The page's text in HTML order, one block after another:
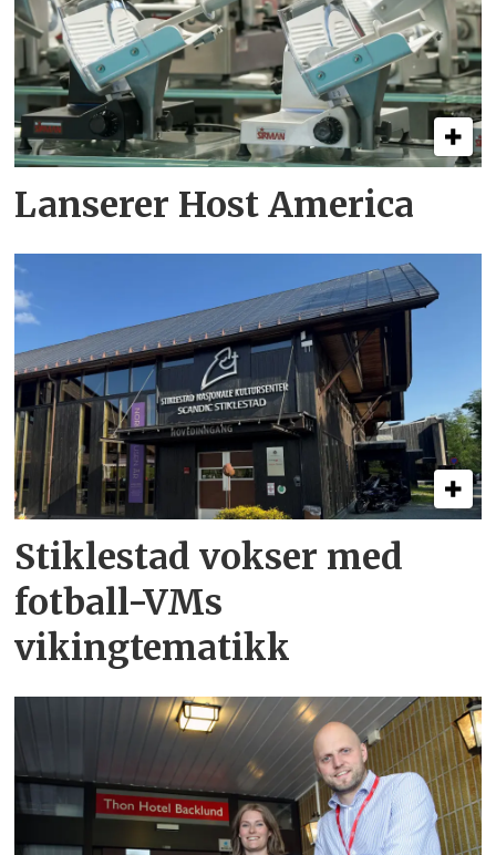
Lanserer Host America
Stiklestad vokser med
fotball-VMs
vikingtematikk